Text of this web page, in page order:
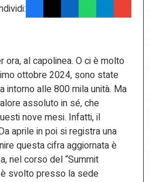
al capolinea. O ci è molto
ottobre 2024, sono state
alle 800 mila unità. Ma
assoluto in sé, che
nove mesi. Infatti, il
aprile in poi si registra una
questa cifra aggiornata è
nel corso del “Summit
svolto presso la sede